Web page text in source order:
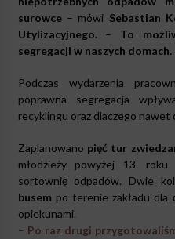
surowce – mówi Sebastian
Utylizacyjnego. – To
segregacji w naszych domach.
Podczas wydarzenia
poprawna segregacja
recyklingu oraz dlaczego nawet
Zaplanowano pięć tur
młodzieży powyżej 13.
sortownię odpadów. Dwie
busem po terenie zakładu dla
opiekunami.
– Po raz drugi